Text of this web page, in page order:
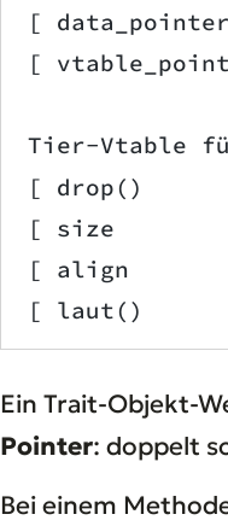
[
[
Tier-Vtable
[ drop()
[ size
[ align
[ laut()
Ein Trait-Objekt-
Pointer: doppelt
Bei einem